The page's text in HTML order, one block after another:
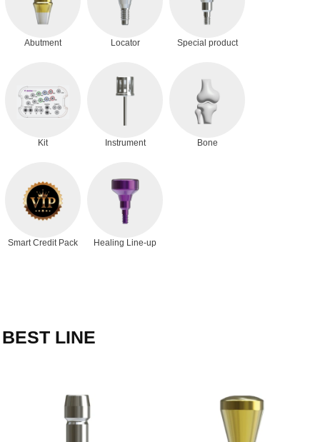
Abutment Locator Special product
Kit Instrument Bone
Smart Credit Pack Healing Line-up
BEST LINE